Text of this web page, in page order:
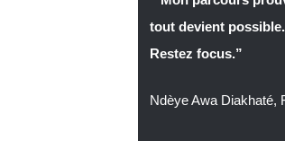
tout devient
Restez focus.”
Ndèye Awa Diakhaté,